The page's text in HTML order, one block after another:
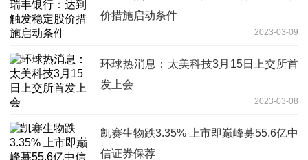
价措施启动条件
2023-03-09
环球热消息：太美科技3月15日上交所首
发上会
2023-03-08
凯赛生物跌3.35% 上市即巅峰募55.6亿中
信证券保荐